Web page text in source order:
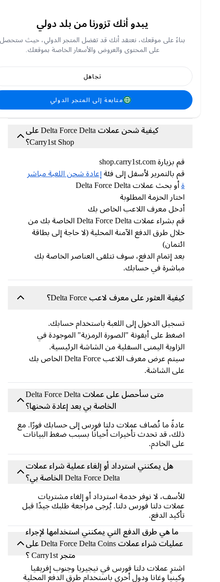
الشخص الأول، تدور أحداثها في عام ١٩٨٨. في هذا
الجزء الثاني من سلسلة دلتا فورس الكلاسيكية،
في أنشطة غير قانونية لشركة هافك في قارة أسالا
الغامضة. في ساحة المعركة المليئة بالأزمات، استخدم
معدات ومهارات القتال، وتعاون عن كثب مع زملائك
في الفريق، وابتكر تكتيكات مرنة، وتحدى خصوم الذكاء
الاصطناعي الأقوياء، وأكمل مهامًا صعبة ومختلفة.
كيفية شحن عملات Delta Force Delta على
Carry1st Shop؟
قم بزيارة shop.carry1st.com
قم بالتمرير لأسفل إلى فئةإعادة شحن اللعبة مباشر
أو بحث عملات Delta Force Delta
اختار الحزمة المطلوبة
أدخل معرف اللاعب الخاص بك
قم بشراء عملات Delta Force Delta الخاصة بك من
خلال طرق الدفع الآمنة المحلية (لا حاجة إلى بطاقة
ائتمان)
بعد إتمام الدفع، سوف تتلقى العناصر الخاصة بك
مباشرة في حسابك.
كيفية العثور على معرف لاعب Delta Force؟
تسجيل الدخول إلى اللعبة باستخدام حسابك.
اضغط على أيقونة "الصورة الرمزية" الموجودة في
الزاوية اليمنى السفلية من الشاشة الرئيسية.
سيتم عرض معرف اللاعب Delta Force الخاص بك
على الشاشة.
متى سأحصل على عملات Delta Force Delta
الخاصة بي بعد إعادة شحنها؟
عادةً ما تُضاف عملات دلتا فورس إلى حسابك فورًا. مع
ذلك، قد تحدث تأخيرات أحيانًا بسبب ضغط البيانات
على الخادم.
هل يمكنني استرداد أو إلغاء عملية شراء عملات
Delta Force Delta الخاصة بي؟
للأسف، لا نوفر خدمة استرداد أو إلغاء مشتريات
عملات دلتا فورس دلتا. يُرجى مراجعة طلبك جيدًا قبل
تأكيد الدفع.
ما هي طرق الدفع التي يمكنني استخدامها لإجراء
عمليات شراء عملات Delta Force Delta Coins على
اشترِ عملات دلتا فورس في نيجيريا وجنوب إفريقيا
وكينيا وغانا ودول أخرى باستخدام طرق الدفع المحلية
يبدو أنك تزورنا من بلد دولي
بناءً على موقعك، نعتقد أنك قد تفضل المتجر الدولي، حيث ستحصل
على المحتوى والعروض والأسعار الخاصة بموقعك.
متابعة إلى المتجر الدولي